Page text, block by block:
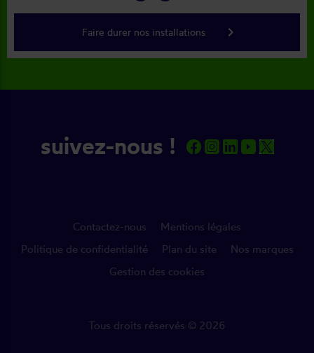
Faire durer nos installations keyboard_arrow_right
suivez-nous !
Contactez-nous
Mentions légales
Politique de confidentialité
Plan du site
Nos marques
Gestion des cookies
Tous droits réservés © 2026